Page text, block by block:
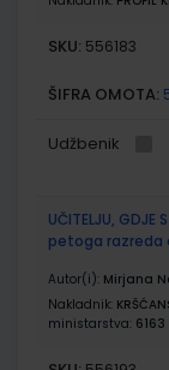
SKU: 556183
ŠIFRA OMOTA:
Udžbenik
UČITELJU,
petoga razreda
Autor(i): Mirjana
Nakladnik:
ministarstva: 6163